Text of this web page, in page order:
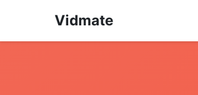
Vidmate